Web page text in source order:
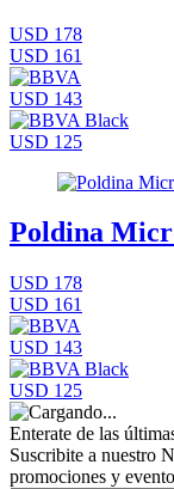
USD 178
USD 161
USD 143
USD 125
Poldina
USD 178
USD 161
USD 143
USD 125
Enterate de las
Suscribite a nuestro
promociones y